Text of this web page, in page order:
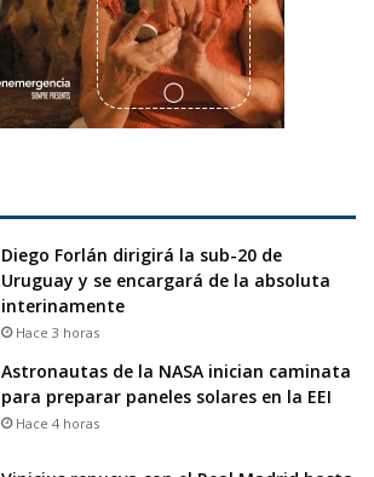
Diego Forlán dirigirá la sub-20 de
Uruguay y se encargará de la absoluta
interinamente
Hace 3 horas
Astronautas de la NASA inician caminata
para preparar paneles solares en la EEI
Hace 4 horas